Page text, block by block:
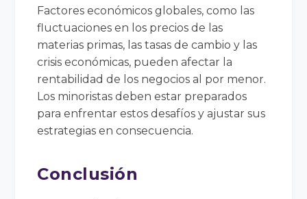
Factores económicos globales, como las
fluctuaciones en los precios de las
materias primas, las tasas de cambio y las
crisis económicas, pueden afectar la
rentabilidad de los negocios al por menor.
Los minoristas deben estar preparados
para enfrentar estos desafíos y ajustar sus
estrategias en consecuencia.
Conclusión